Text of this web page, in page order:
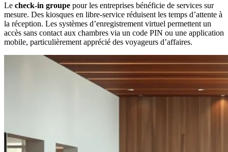
Le check-in groupe pour les entreprises bénéficie de services sur
mesure. Des kiosques en libre-service réduisent les temps d’attente à
la réception. Les systèmes d’enregistrement virtuel permettent un
accès sans contact aux chambres via un code PIN ou une application
mobile, particulièrement apprécié des voyageurs d’affaires.